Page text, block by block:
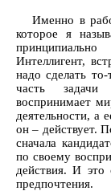
Именно в
которое я
Интеллигент,
надо сделать
часть
воспринимает
деятельности, а
он – действует.
сначала
по своему
действия. И это
предпочтения.